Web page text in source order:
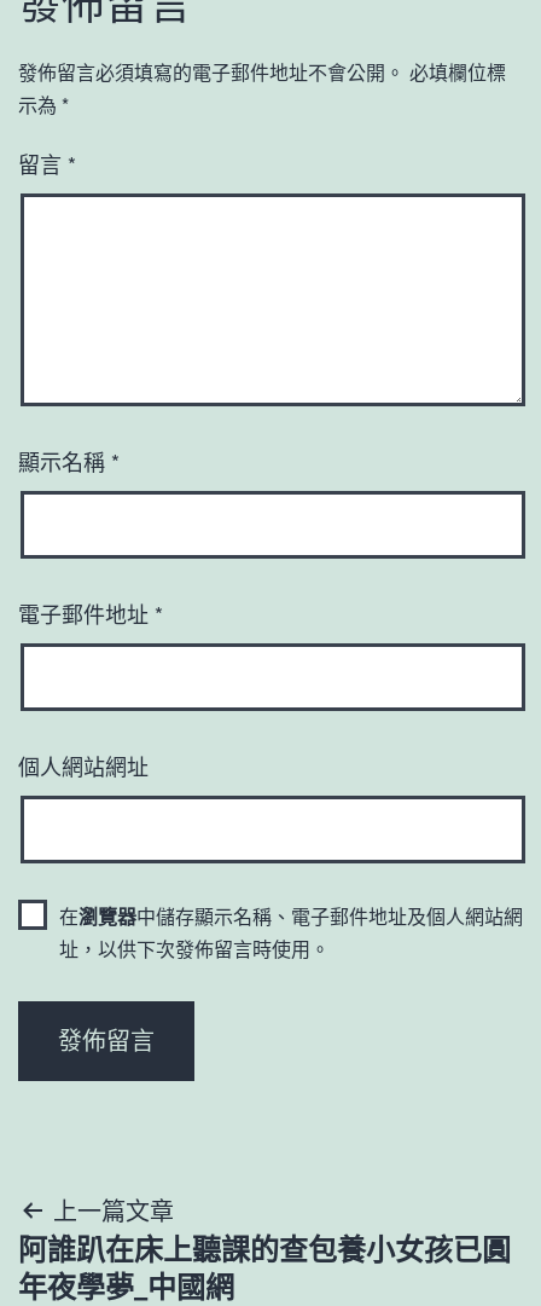
發佈留言必須填寫的電子郵件地址不會公開。 必填欄位標
示為 *
留言 *
顯示名稱 *
電子郵件地址 *
個人網站網址
在瀏覽器中儲存顯示名稱、電子郵件地址及個人網站網
址，以供下次發佈留言時使用。
文
章
上一篇文章
阿誰趴在床上聽課的查包養小女孩已圓
年夜學夢_中國網